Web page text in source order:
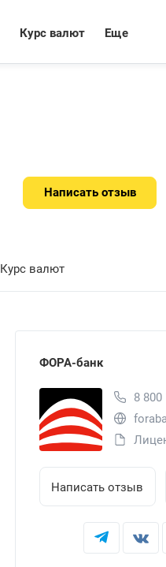
Курс валют Еще
Написать отзыв
Курс валют
ФОРА-банк
8 800
Написать отзыв